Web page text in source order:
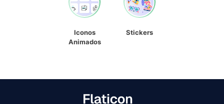
Iconos
Animados
Stickers